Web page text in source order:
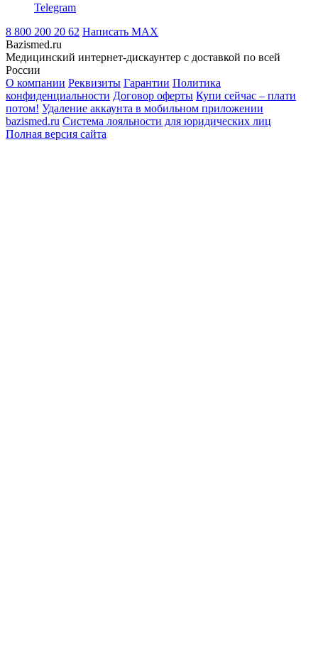
Telegram
8 800 200 20 62 Написать MAX
Bazismed.ru
Медицинский интернет-дискаунтер с доставкой по всей
России
О компании Реквизиты Гарантии Политика
конфиденциальности Договор оферты Купи сейчас – плати
потом! Удаление аккаунта в мобильном приложении
bazismed.ru Система лояльности для юридических лиц
Полная версия сайта